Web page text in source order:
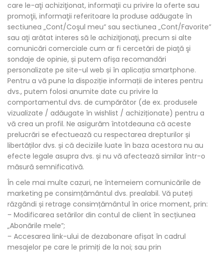
care le-aţi achiziţionat, informaţii cu privire la oferte sau
promoţii, informaţii referitoare la produse adăugate în
sectiunea „Cont/Coşul meu” sau sectiunea „Cont/Favorite”
sau aţi arătat interes să le achiziţionaţi, precum si alte
comunicări comerciale cum ar fi cercetări de piaţă şi
sondaje de opinie, și putem afișa recomandări
personalizate pe site-ul web și în aplicația smartphone.
Pentru a vă pune la dispoziție informații de interes pentru
dvs., putem folosi anumite date cu privire la
comportamentul dvs. de cumpărător (de ex. produsele
vizualizate / adăugate în wishlist / achiziționate) pentru a
vă crea un profil. Ne asigurăm întotdeauna că aceste
prelucrări se efectuează cu respectarea drepturilor și
libertăților dvs. și că deciziile luate în baza acestora nu au
efecte legale asupra dvs. și nu vă afectează similar într-o
măsură semnificativă.
În cele mai multe cazuri, ne întemeiem comunicările de
marketing pe consimțământul dvs. prealabil. Vă puteți
răzgândi și retrage consimțământul în orice moment, prin:
– Modificarea setărilor din contul de client în secțiunea
„Abonările mele”;
– Accesarea link-ului de dezabonare afișat în cadrul
mesajelor pe care le primiți de la noi; sau prin